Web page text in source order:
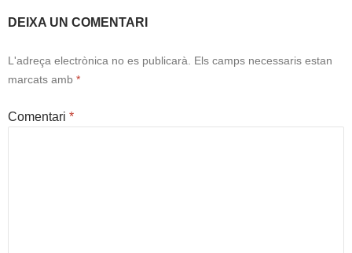
DEIXA UN COMENTARI
L'adreça electrònica no es publicarà.
Els camps necessaris estan
marcats amb *
Comentari *